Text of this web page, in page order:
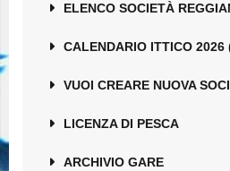
ELENCO SOCIETÀ
CALENDARIO ITTICO 2026
VUOI CREARE NUOVA
LICENZA DI PESCA
ARCHIVIO GARE